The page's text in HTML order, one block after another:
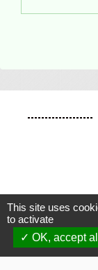
This site uses
to activate
OK, accept all